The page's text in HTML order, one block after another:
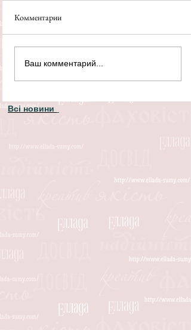
Комментарии
Ваш комментарий...
Всі новини